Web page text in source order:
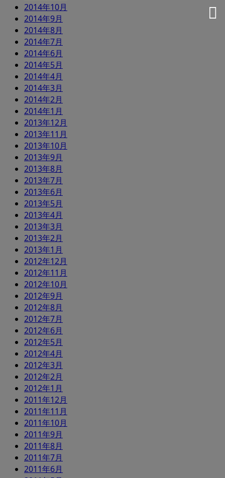
2014年10月
2014年9月
2014年8月
2014年7月
2014年6月
2014年5月
2014年4月
2014年3月
2014年2月
2014年1月
2013年12月
2013年11月
2013年10月
2013年9月
2013年8月
2013年7月
2013年6月
2013年5月
2013年4月
2013年3月
2013年2月
2013年1月
2012年12月
2012年11月
2012年10月
2012年9月
2012年8月
2012年7月
2012年6月
2012年5月
2012年4月
2012年3月
2012年2月
2012年1月
2011年12月
2011年11月
2011年10月
2011年9月
2011年8月
2011年7月
2011年6月